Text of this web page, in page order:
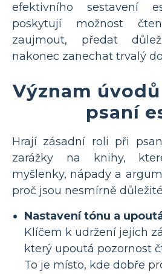
efektivního sestavení
poskytují možnost
zaujmout, předat
nakonec zanechat trvalý
Význam
psaní
Hrají zásadní roli při
zarážky na knihy,
myšlenky, nápady a
proč jsou nesmírně
Nastavení tónu a
Klíčem k udržení jejich
který upoutá pozornost
To je místo, kde dobře